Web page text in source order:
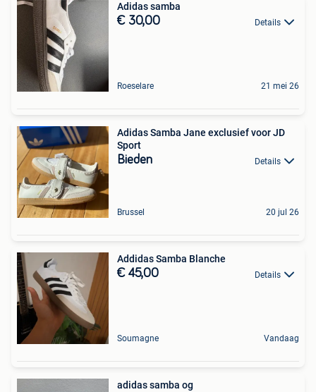
Adidas samba
€ 30,00 Details
Roeselare 21 mei 26
Adidas Samba Jane exclusief voor JD
Sport
Bieden Details
Brussel 20 jul 26
Addidas Samba Blanche
€ 45,00 Details
Soumagne Vandaag
adidas samba og